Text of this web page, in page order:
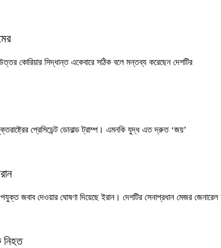
কোরিয়ার সিদ্ধান্ত একেবারে সঠিক বলে মন্তব্য করেছেন দেশটির
প্রেসিডেন্ট ডোনাল্ড ট্রাম্প। এমনকি যুদ্ধ এত দ্রুত ‘জয়’
জবাব দেওয়ার ঘোষণা দিয়েছে ইরান। দেশটির সেনাপ্রধান মেজর জেনারেল
নিহত